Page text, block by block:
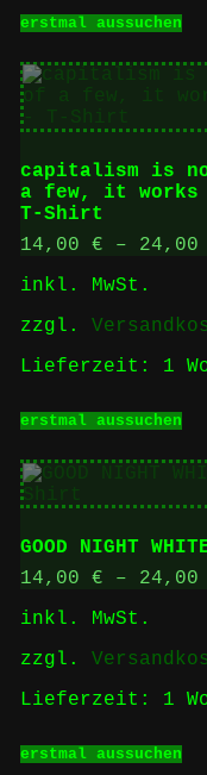
erstmal aussuchen
capitalism is
a few, it works
T-Shirt
14,00 € – 24,00
inkl. MwSt.
zzgl.
Lieferzeit: 1
erstmal aussuchen
GOOD NIGHT
14,00 € – 24,00
inkl. MwSt.
zzgl.
Lieferzeit: 1
erstmal aussuchen